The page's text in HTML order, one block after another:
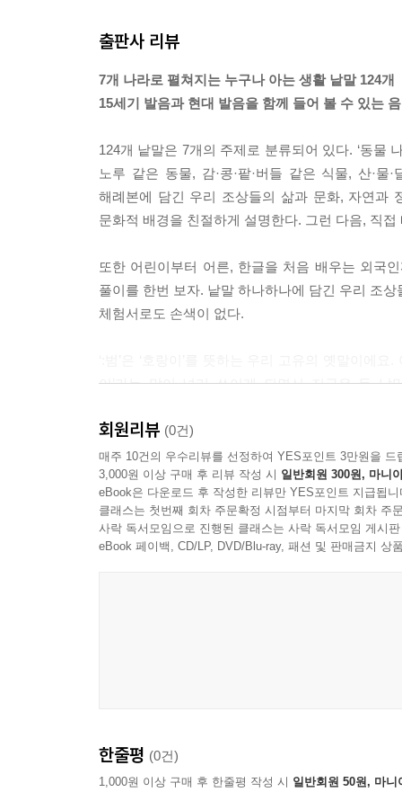
출판사 리뷰
7개 나라로 펼쳐지는 누구나 아는 생활 낱말 124개
15세기 발음과 현대 발음을 함께 들어 볼 수 있는
124개 낱말은 7개의 주제로 분류되어 있다. ‘동물 나
노루 같은 동물, 감·콩·팥·버들 같은 식물, 산·물
해례본에 담긴 우리 조상들의 삶과 문화, 자연과
문화적 배경을 친절하게 설명한다. 그런 다음, 직
또한 어린이부터 어른, 한글을 처음 배우는 외국
풀이를 한번 보자. 낱말 하나하나에 담긴 우리 조
체험서로도 손색이 없다.
이’라는 말이 널리 쓰이게 되면서 지금은 두 낱
‘:감’은 15세기나 지금이나 변함없이 ‘감’이라
대표적인 열매지요. 특히 조상들은 겨울에 까치밥
특히 올해는 훈민정음 반포 580돌이자 한글날 제
볼 수 있는 음원도 큐알(QR)로 제공되니 꼭 들어
회원리뷰 (0건)
매주 10건의 우수리뷰를 선정하여 YES포인트 3만원을 드
3,000원 이상 구매 후 리뷰 작성 시 일반회원 300원, 마니
eBook은 다운로드 후 작성한 리뷰만 YES포인트 지급됩니
클래스는 첫번째 회차 주문확정 시점부터 마지막 회차 주
사락 독서모임으로 진행된 클래스는 사락 독서모임 게시
eBook 페이백, CD/LP, DVD/Blu-ray, 패션 및 판매금지 상
한줄평 (0건)
1,000원 이상 구매 후 한줄평 작성 시 일반회원 50원, 마니